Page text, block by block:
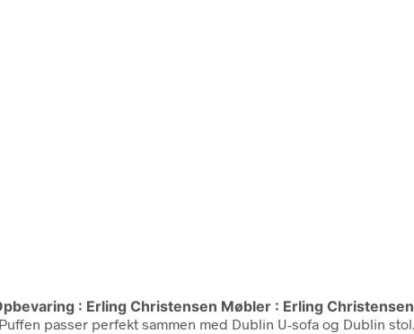
: Erling Christensen Møbler : Erling
passer perfekt sammen med Dublin U-sofa og Dublin